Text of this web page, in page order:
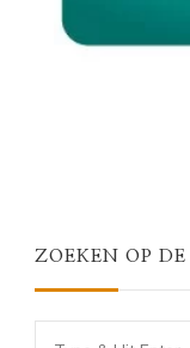
ZOEKEN OP DE
Looking